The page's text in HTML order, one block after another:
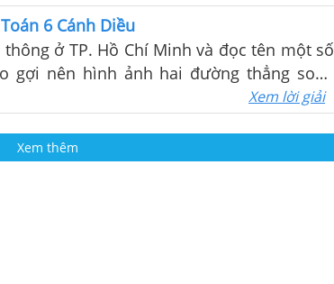
6 Cánh Diều
ở TP. Hồ Chí Minh và đọc tên một số
gợi nên hình ảnh hai đường thẳng song
Xem lời giải
Xem thêm